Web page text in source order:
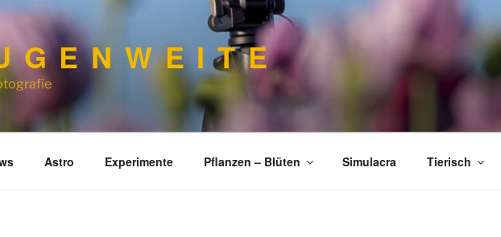
G E N W E I T E
Astro Experimente Pflanzen – Blüten Simulacra Tierisch